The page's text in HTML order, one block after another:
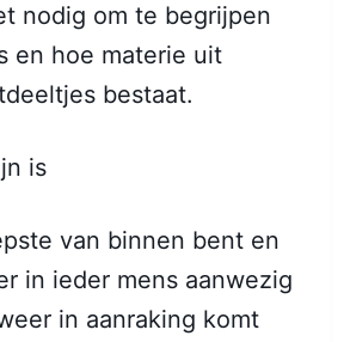
nodig om te begrijpen
en hoe materie uit
bestaat.
is
van binnen bent en
in ieder mens aanwezig
in aanraking komt